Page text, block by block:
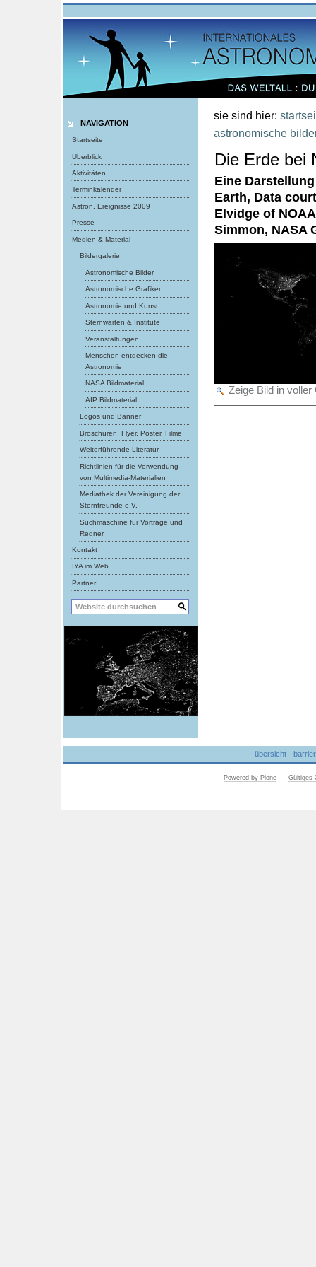
Benutzerspezifische
Direkt
NAVIGATION
Startseite
Überblick
Aktivitäten
Terminkalender
Astron. Ereignisse 2009
Presse
Medien & Material
Bildergalerie
Astronomische Bilder
Astronomische Grafiken
Astronomie und Kunst
Sternwarten & Institute
Veranstaltungen
Menschen entdecken die
Astronomie
NASA Bildmaterial
AIP Bildmaterial
Logos und Banner
Broschüren, Flyer, Poster, Filme
Weiterführende Literatur
Richtlinien für die Verwendung
von Multimedia-Materialien
Mediathek der Vereinigung der
Sternfreunde e.V.
Suchmaschine für Vorträge und
Redner
Kontakt
IYA im Web
Partner
sie sind hier:
astronomische
Die Erde bei
Eine
Earth, Data
Elvidge of
Simmon, NASA
Zeige Bild in
übersicht
Powered by Plone Gültiges